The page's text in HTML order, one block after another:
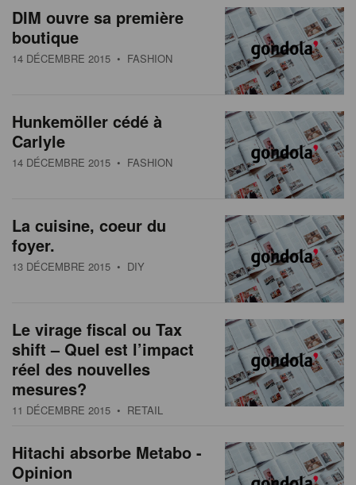
DIM ouvre sa première
boutique
14 DÉCEMBRE 2015 • FASHION
Hunkemöller cédé à
Carlyle
14 DÉCEMBRE 2015 • FASHION
La cuisine, coeur du
foyer.
13 DÉCEMBRE 2015 • DIY
Le virage fiscal ou Tax
shift – Quel est l’impact
réel des nouvelles
mesures?
11 DÉCEMBRE 2015 • RETAIL
Hitachi absorbe Metabo -
Opinion